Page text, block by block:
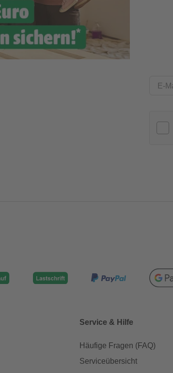
E-
Service & Hilfe
Häufige Fragen (FAQ)
Serviceübersicht